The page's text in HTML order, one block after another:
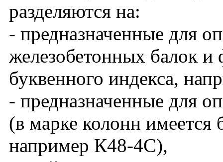
разделяются на:
- предназначенные для
железобетонных балок
буквенного индекса,
- предназначенные для
(в марке колонн
например К48-4С),